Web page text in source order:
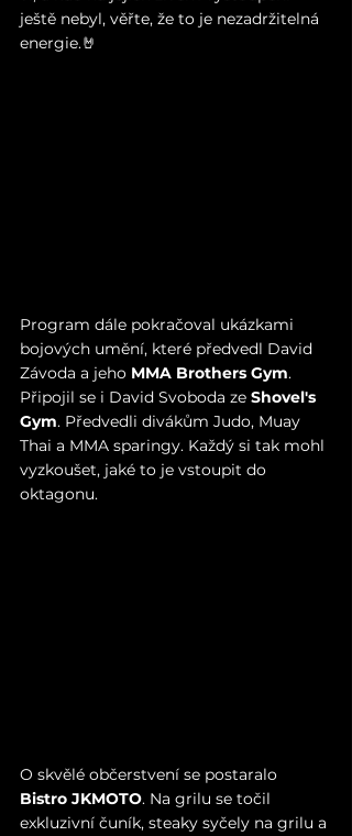
ještě nebyl, věřte, že to je nezadržitelná
energie.🤘
Program dále pokračoval ukázkami
bojových umění, které předvedl David
Závoda a jeho MMA Brothers Gym.
Připojil se i David Svoboda ze Shovel's
Gym. Předvedli divákům Judo, Muay
Thai a MMA sparingy. Každý si tak mohl
vyzkoušet, jaké to je vstoupit do
oktagonu.
O skvělé občerstvení se postaralo
Bistro JKMOTO. Na grilu se točil
exkluzivní čuník, steaky syčely na grilu a